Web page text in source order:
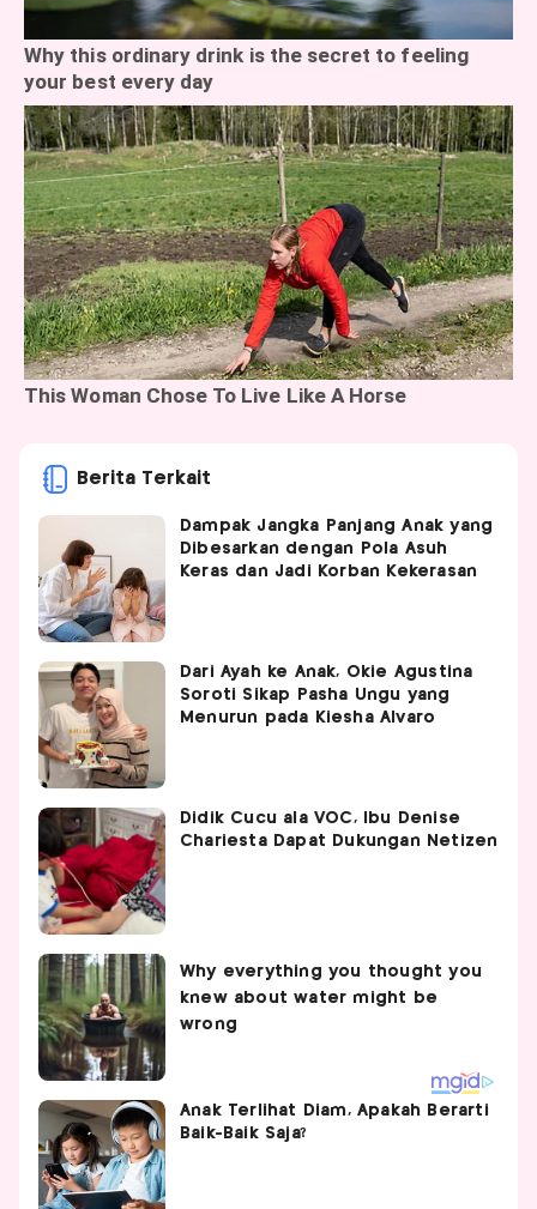
Berita Terkait
Dampak Jangka Panjang Anak yang
Dibesarkan dengan Pola Asuh
Keras dan Jadi Korban Kekerasan
Dari Ayah ke Anak, Okie Agustina
Soroti Sikap Pasha Ungu yang
Menurun pada Kiesha Alvaro
Didik Cucu ala VOC, Ibu Denise
Chariesta Dapat Dukungan Netizen
Anak Terlihat Diam, Apakah Berarti
Baik-Baik Saja?